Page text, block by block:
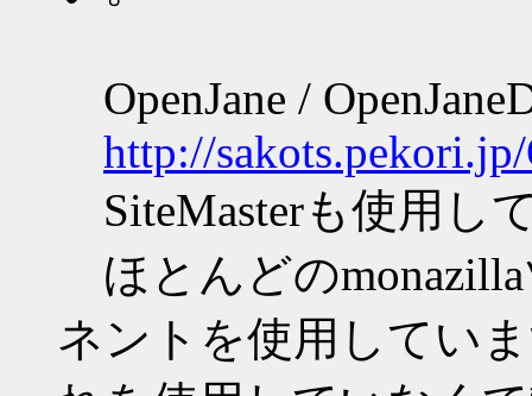
OpenJane /
http://sakots.pekori.jp/
SiteMasterも使用し
ほとんどの
ネントを使用してい